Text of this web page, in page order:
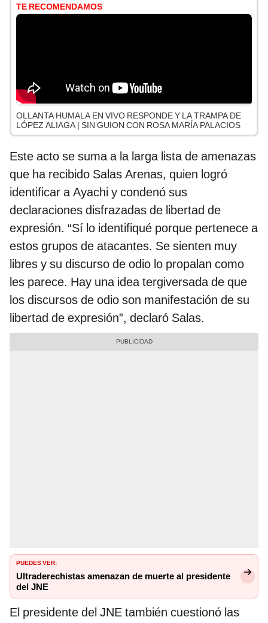
TE RECOMENDAMOS
OLLANTA HUMALA EN VIVO RESPONDE Y LA TRAMPA DE
LÓPEZ ALIAGA | SIN GUION CON ROSA MARÍA PALACIOS
Este acto se suma a la larga lista de amenazas
que ha recibido Salas Arenas, quien logró
identificar a Ayachi y condenó sus
declaraciones disfrazadas de libertad de
expresión. “Sí lo identifiqué porque pertenece a
estos grupos de atacantes. Se sienten muy
libres y su discurso de odio lo propalan como
les parece. Hay una idea tergiversada de que
los discursos de odio son manifestación de su
libertad de expresión”, declaró Salas.
PUEDES VER:
Ultraderechistas amenazan de muerte al presidente
del JNE
El presidente del JNE también cuestionó las